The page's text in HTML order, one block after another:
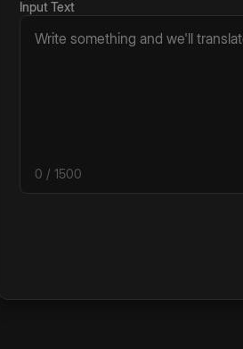
Input Text
0 / 1500